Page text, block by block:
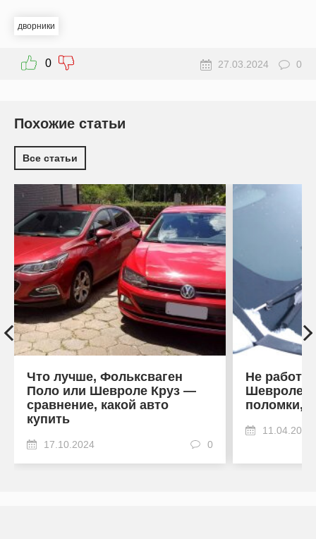
дворники
0 27.03.2024 0
Похожие статьи
Все статьи
Что лучше, Фольксваген
Поло или Шевроле Круз —
сравнение, какой авто
купить
17.10.2024 0
Не
Шевроле
поломки,
11.04.2024